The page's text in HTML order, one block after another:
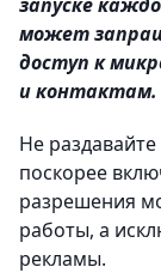
может
доступ к
и контактам.
Не
поскорее
разрешения
работы, а
рекламы.